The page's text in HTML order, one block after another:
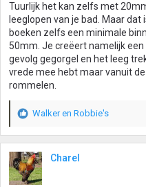
Tuurlijk het kan zelfs met
leeglopen van je bad. Maar
boeken zelfs een minimale
50mm. Je creëert namelijk
gevolg gegorgel en het leeg
vrede mee hebt maar vanuit
rommelen.
W
a
r
d
e
Walkeren Robbie's
Charel